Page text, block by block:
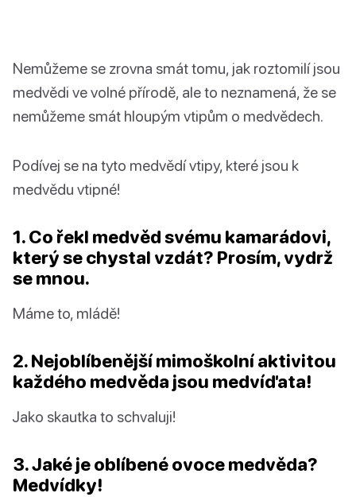
Nemůžeme se zrovna smát tomu, jak roztomilí jsou
medvědi ve volné přírodě, ale to neznamená, že se
nemůžeme smát hloupým vtipům o medvědech.
Podívej se na tyto medvědí vtipy, které jsou k
medvědu vtipné!
1. Co řekl medvěd svému kamarádovi,
který se chystal vzdát? Prosím, vydrž
se mnou.
Máme to, mládě!
2. Nejoblíbenější mimoškolní aktivitou
každého medvěda jsou medvíďata!
Jako skautka to schvaluji!
3. Jaké je oblíbené ovoce medvěda?
Medvídky!